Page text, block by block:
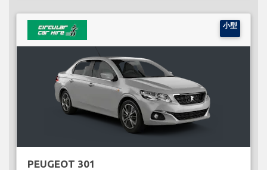
小型
PEUGEOT 301